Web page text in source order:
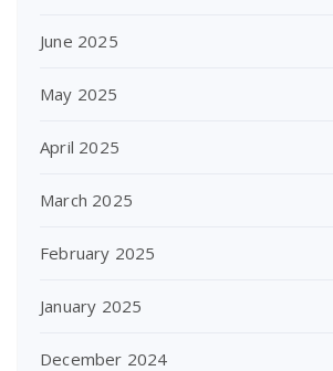
June 2025
May 2025
April 2025
March 2025
February 2025
January 2025
December 2024